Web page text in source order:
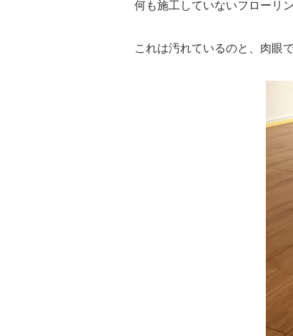
何も施工していないフローリ
これは汚れているのと、肉眼